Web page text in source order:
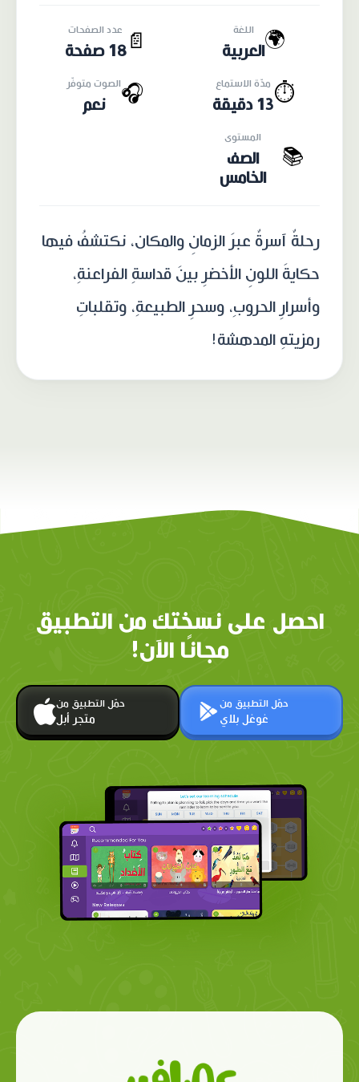
🌍 اللغة
العربية 📄
عدد الصفحات
18 صفحة
⏱️ مدّة الاستماع
13 دقيقة
🎧الصوت متوفّر
نعم
📚
المستوى
الصف
الخامس
رحلةٌ آسرةٌ عبرَ الزمانِ والمكان، نكتشفُ فيها
حكايةَ اللونِ الأخضرِ بينَ قداسةِ الفراعنةِ،
وأسرارِ الحروبِ، وسحرِ الطبيعةِ، وتقلباتِ
رمزيتهِ المدهشة!
احصل على نسختك من التطبيق
مجانًا الآن!
حمّل التطبيق من
متجر أبل
حمّل التطبيق من
غوغل بلاي